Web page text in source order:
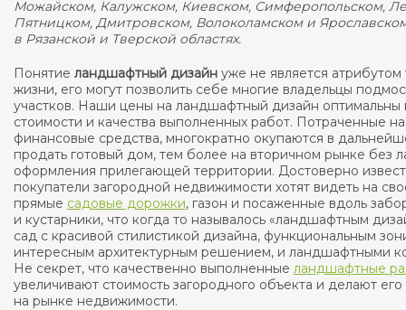
Можайском, Калужском, Киевском, Симферопольском,
Пятницком, Дмитровском, Волоколамском и
в Рязанской и Тверской областях.
Понятие ландшафтный дизайн уже не является
жизни, его могут позволить себе многие владельцы
участков. Наши цены на ландшафтный дизайн
стоимости и качества выполненных работ. Потраченные
финансовые средства, многократно окупаются в
продать готовый дом, тем более на вторичном рынке без
оформления прилегающей территории. Достоверно
покупатели загородной недвижимости хотят видеть на
прямые садовые дорожки, газон и посаженные вдоль
и кустарники, что когда то называлось «ландшафтным
сад с красивой стилистикой дизайна, функциональным
интересным архитектурным решением, и ландшафтными
Не секрет, что качественно выполненные ландшафтные
увеличивают стоимость загородного объекта и делают
на рынке недвижимости.